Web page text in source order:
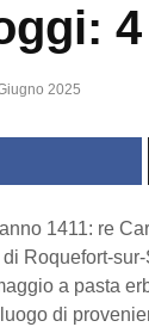
2025
1411: re
Roquefort-
a pasta
di